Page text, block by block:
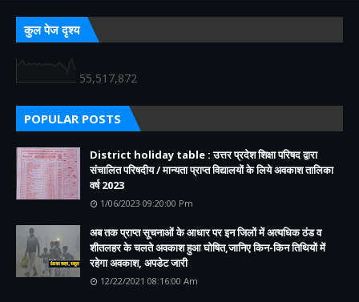
कुल पेज दृश्य
55,517,872
POPULAR POSTS
District holiday table : उत्तर प्रदेश शिक्षा परिषद द्वारा
संचालित परिषदीय / मान्यता प्राप्त विद्यालयों के लिये अवकाश तालिका
वर्ष 2023
1/06/2023 09:20:00 Pm
अब तक प्राप्त सूचनाओं के आधार पर इन जिलों में अत्यधिक ठंड व
शीतलहर के चलते अवकाश हुआ घोषित,जानिए किन-किन तिथियों में
रहेगा अवकाश, अपडेट जारी
12/22/2021 08:16:00 Am